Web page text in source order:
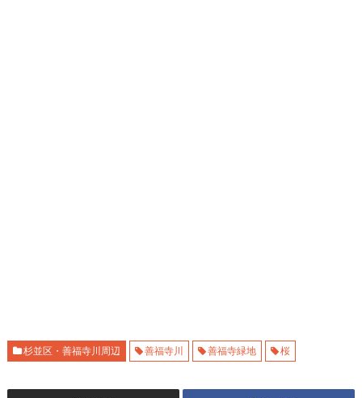
杉並区・善福寺川周辺 善福寺川 善福寺緑地 桜